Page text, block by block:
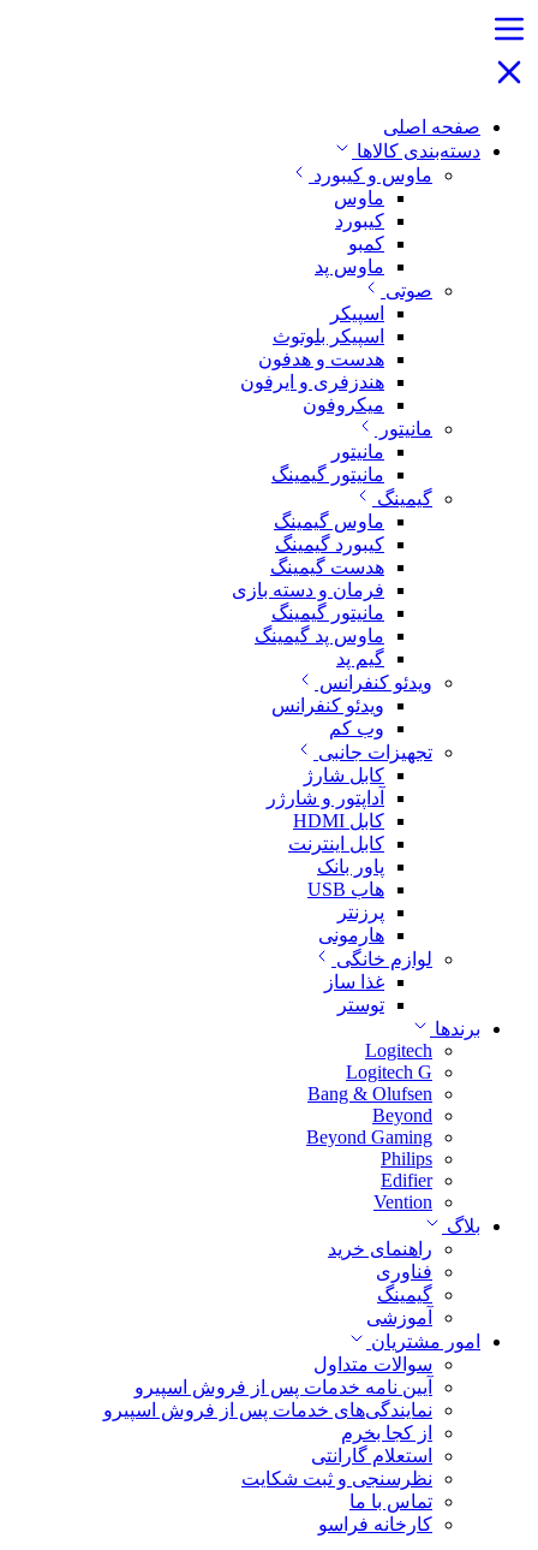
صفحه اصلی
دسته‌بندی کالاها
ماوس و کیبورد
ماوس
کیبورد
کمبو
ماوس پد
صوتی
اسپیکر
اسپیکر بلوتوث
هدست و هدفون
هندزفری و ایرفون
میکروفون
مانیتور
مانیتور
مانیتور گیمینگ
گیمینگ
ماوس گیمینگ
کیبورد گیمینگ
هدست گیمینگ
فرمان و دسته بازی
مانیتور گیمینگ
ماوس پد گیمینگ
گیم پد
ویدئو کنفرانس
ویدئو کنفرانس
وب کم
تجهیزات جانبی
کابل شارژ
آداپتور و شارژر
کابل HDMI
کابل اینترنت
پاور بانک
هاب USB
پرزنتر
هارمونی
لوازم خانگی
غذا ساز
توستر
برندها
Logitech
Logitech G
Bang & Olufsen
Beyond
Beyond Gaming
Philips
Edifier
Vention
بلاگ
راهنمای خرید
فناوری
گیمینگ
آموزشی
امور مشتریان
سوالات متداول
آیین نامه خدمات پس از فروش اسپیرو
نمایندگی‌های خدمات پس از فروش اسپیرو
از کجا بخرم
استعلام گارانتی
نظرسنجی و ثبت شکایت
تماس با ما
کارخانه فراسو